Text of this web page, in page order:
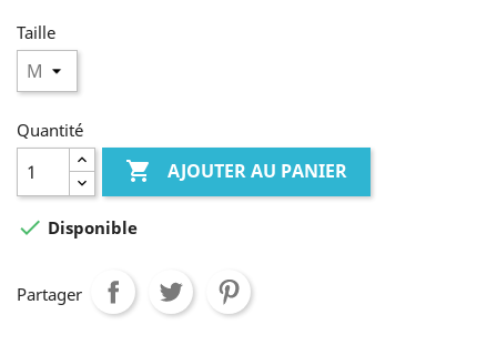
Taille
Quantité
 AJOUTER AU PANIER
 Disponible
Partager